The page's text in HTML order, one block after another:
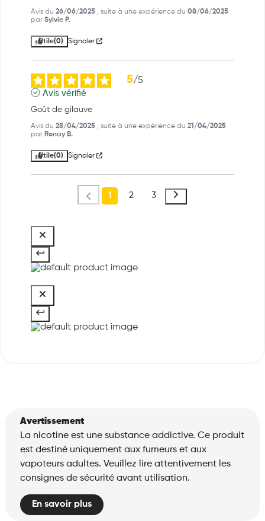
Avis du 26/06/2025 , suite à une expérience du 08/06/2025
par Sylvie P.
Utile(0) Signaler
5/5
Avis vérifié
Goût de gilauve
Avis du 28/04/2025 , suite à une expérience du 21/04/2025
par Ronay B.
Utile(0) Signaler
1 2 3
Avertissement
La nicotine est une substance addictive. Ce produit
est destiné uniquement aux fumeurs et aux
vapoteurs adultes. Veuillez lire attentivement les
consignes de sécurité avant utilisation.
En savoir plus